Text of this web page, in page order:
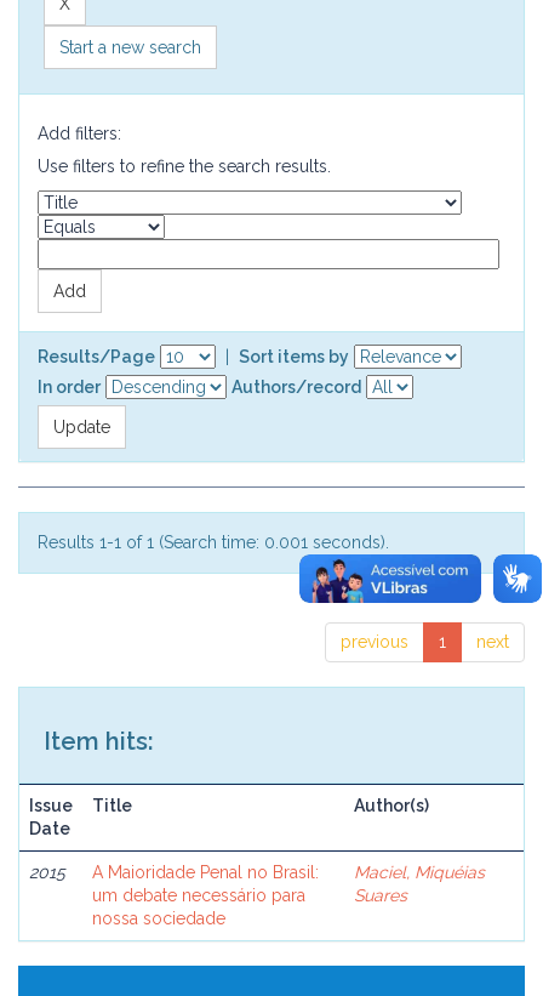
Start a new search
Add filters:
Use filters to refine the search results.
Results/Page
Sort items by
In order
Authors/record
Results 1-1 of 1 (Search time: 0.001 seconds).
previous 1 next
Item hits:
Issue
Date
Title Author(s)
2015
A Maioridade Penal no Brasil:
um debate necessário para
nossa sociedade
Maciel, Miquéias
Suares